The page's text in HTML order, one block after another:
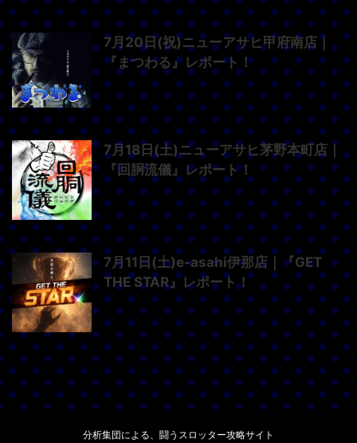
7月20日(祝)ニューアサヒ甲府南店｜
『まつわる』レポート！
7月18日(土)ニューアサヒ茅野本町店｜
『回胴流儀』レポート！
7月11日(土)e-asahi伊那店｜『GET
THE STAR』レポート！
分析集団による、闘うスロッター攻略サイト